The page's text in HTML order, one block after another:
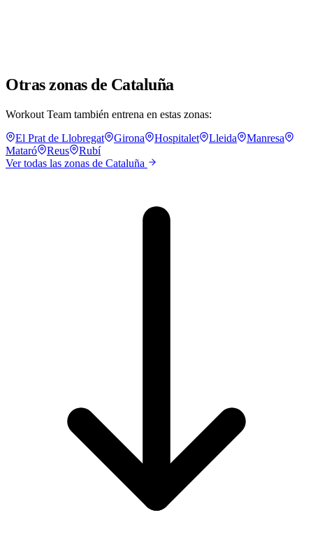
Otras zonas de Cataluña
Workout Team también entrena en estas zonas:
El Prat de Llobregat
Girona Hospitalet Lleida
Manresa
Mataró
Reus
Rubí
Ver todas las zonas de Cataluña